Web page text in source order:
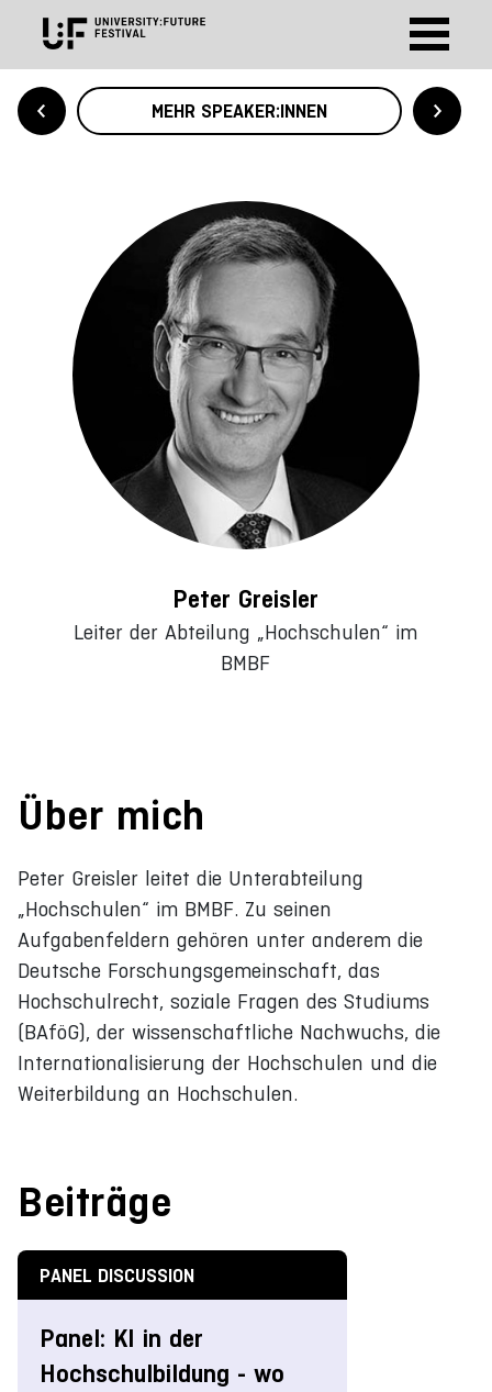
MEHR SPEAKER:INNEN
Peter Greisler
Leiter der Abteilung „Hochschulen“ im
BMBF
Über mich
Peter Greisler leitet die Unterabteilung
„Hochschulen“ im BMBF. Zu seinen
Aufgabenfeldern gehören unter anderem die
Deutsche Forschungsgemeinschaft, das
Hochschulrecht, soziale Fragen des Studiums
(BAföG), der wissenschaftliche Nachwuchs, die
Internationalisierung der Hochschulen und die
Weiterbildung an Hochschulen.
Beiträge
PANEL DISCUSSION
Panel: KI in der
Hochschulbildung - wo